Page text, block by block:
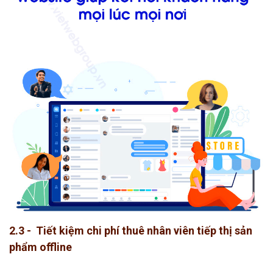
2.3 - Tiết kiệm chi phí thuê nhân viên tiếp thị sản
phẩm offline